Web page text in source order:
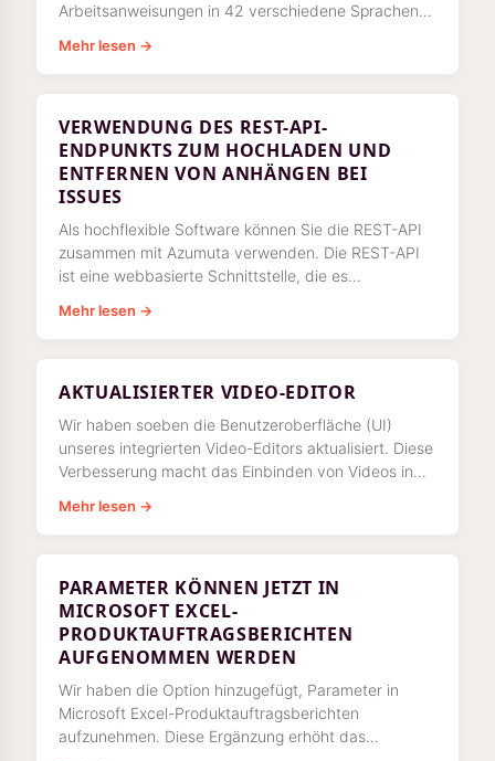
Arbeitsanweisungen in 42 verschiedene Sprachen
jedem
Mehr lesen →
VERWENDUNG DES REST-API-
ENDPUNKTS ZUM HOCHLADEN UND
ENTFERNEN VON ANHÄNGEN BEI
ISSUES
Als hochflexible Software können Sie die REST-API
zusammen mit Azumuta verwenden. Die REST-API
ist eine webbasierte Schnittstelle, die es
kommunizieren und
Mehr lesen →
AKTUALISIERTER VIDEO-EDITOR
Wir haben soeben die Benutzeroberfläche (UI)
unseres integrierten Video-Editors aktualisiert. Diese
Verbesserung macht das Einbinden von Videos in
Mehr lesen →
PARAMETER KÖNNEN JETZT IN
MICROSOFT EXCEL-
PRODUKTAUFTRAGSBERICHTEN
AUFGENOMMEN WERDEN
Wir haben die Option hinzugefügt, Parameter in
Microsoft Excel-Produktauftragsberichten
aufzunehmen. Diese Ergänzung erhöht das